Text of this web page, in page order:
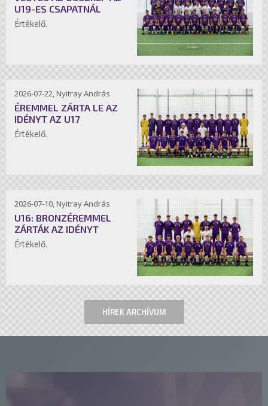
U19-ES CSAPATNÁL
Értékelő.
2026-07-22, Nyitray András
ÉREMMEL ZÁRTA LE AZ
IDÉNYT AZ U17
Értékelő.
2026-07-10, Nyitray András
U16: BRONZÉREMMEL
ZÁRTÁK AZ IDÉNYT
Értékelő.
HÍREK ARCHÍVUM